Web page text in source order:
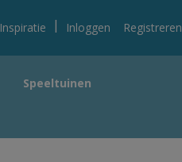
Inspiratie | Inloggen Registreren
Speeltuinen